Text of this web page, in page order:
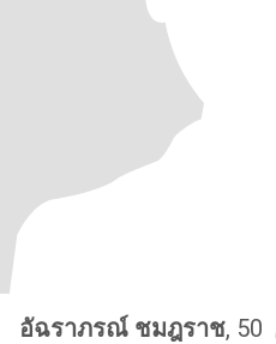
อัฉราภรณ์ ชมฎราช, 50